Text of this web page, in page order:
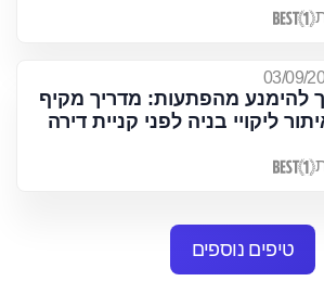
03/09/
להימנע מהפתעות: מדריך מקיף
ליקויי בניה לפני קניית דירה
טיפים נוספים